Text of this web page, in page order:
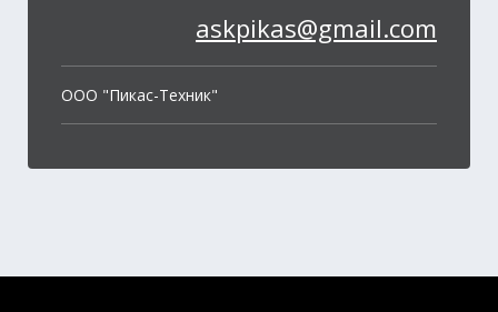
askpikas@gmail.com
OOO "Пикас-Техник"